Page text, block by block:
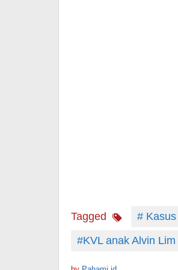
Tagged #
#KVL anak Alvin Lim